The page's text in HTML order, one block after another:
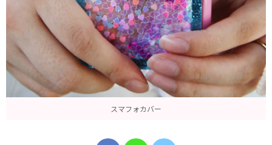
スマフォカバー